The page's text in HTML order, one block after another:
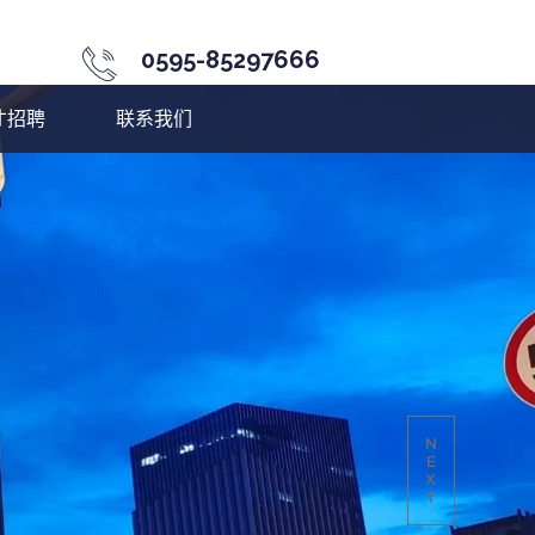
0595-85297666
招聘 联系我们
N
E
X
T